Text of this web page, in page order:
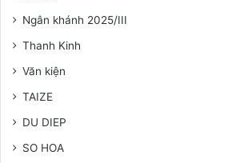
Ngân khánh 2025/III
Thanh Kinh
Văn kiện
TAIZE
DU DIEP
SO HOA